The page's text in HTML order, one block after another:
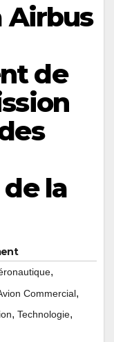
Airbus
de
la
,
Commercial,
, Technologie,